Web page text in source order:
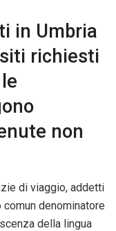
in Umbria
richiesti
non
di viaggio, addetti
denominatore
della lingua